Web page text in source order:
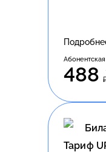
Абонентская
488
Тариф